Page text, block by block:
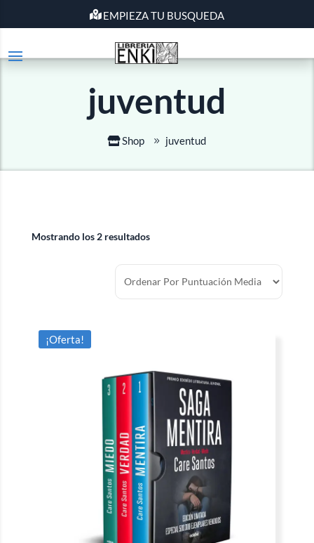
EMPIEZA TU BUSQUEDA
juventud
Shop juventud
Mostrando los 2 resultados
¡Oferta!